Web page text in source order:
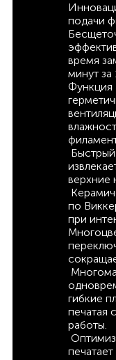
подачи
время
минут
Функция
верхние
по
при
гибкие
печатая
работы.